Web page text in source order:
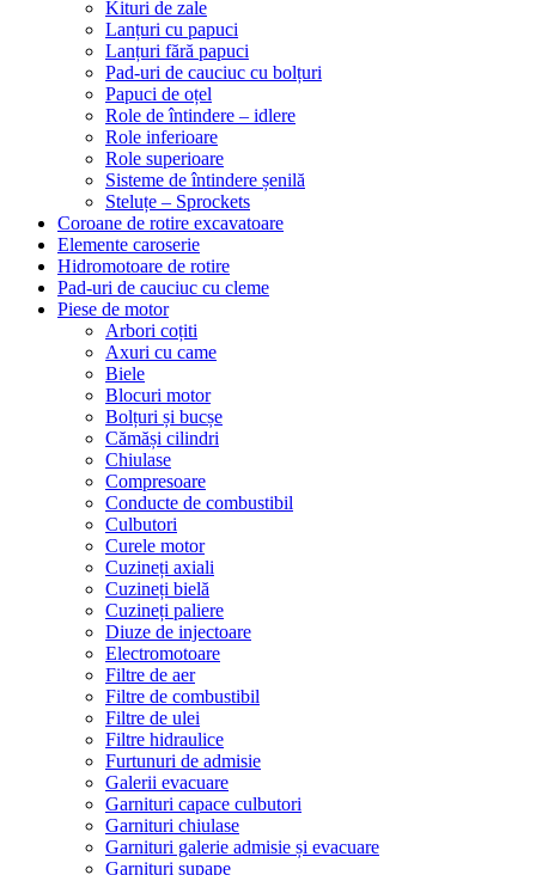
Kituri de zale
Lanțuri cu papuci
Lanțuri fără papuci
Pad-uri de cauciuc cu bolțuri
Papuci de oțel
Role de întindere – idlere
Role inferioare
Role superioare
Sisteme de întindere șenilă
Steluțe – Sprockets
Coroane de rotire excavatoare
Elemente caroserie
Hidromotoare de rotire
Pad-uri de cauciuc cu cleme
Piese de motor
Arbori coțiti
Axuri cu came
Biele
Blocuri motor
Bolțuri și bucșe
Cămăși cilindri
Chiulase
Compresoare
Conducte de combustibil
Culbutori
Curele motor
Cuzineți axiali
Cuzineți bielă
Cuzineți paliere
Diuze de injectoare
Electromotoare
Filtre de aer
Filtre de combustibil
Filtre de ulei
Filtre hidraulice
Furtunuri de admisie
Galerii evacuare
Garnituri capace culbutori
Garnituri chiulase
Garnituri galerie admisie și evacuare
Garnituri supape